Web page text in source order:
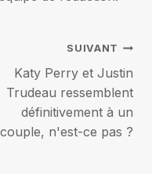
SUIVANT
Katy Perry et Justin
Trudeau ressemblent
définitivement à un
couple, n'est-ce pas ?